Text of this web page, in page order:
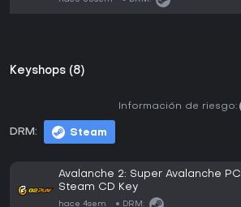
Keyshops (8)
DRM: Steam
Información de riesgo:
Avalanche 2: Super Avalanche PC
Steam CD Key
hace 4sem DRM: